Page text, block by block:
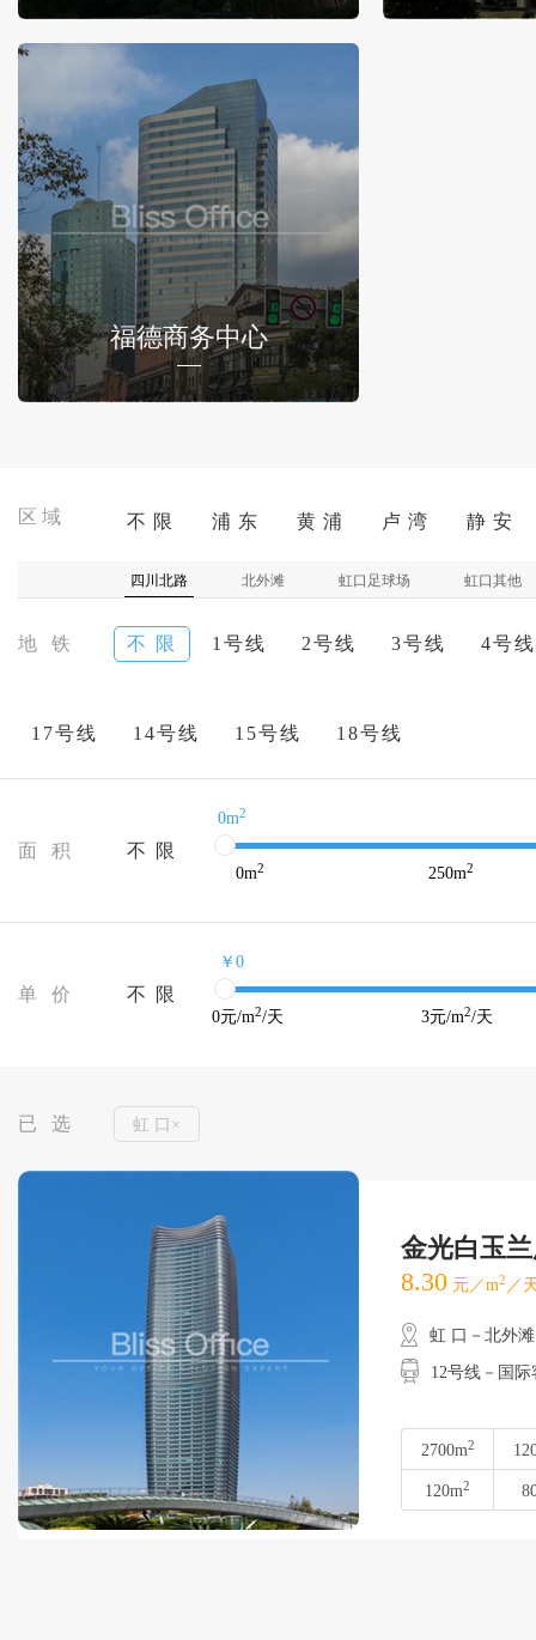
福德商务中心
区域 不 限 浦 东 黄 浦 卢 湾 静 安
四川北路 北外滩 虹口足球场 虹口其他
地 铁 不 限 1号线 2号线 3号线 4号线
17号线 14号线 15号线 18号线
面 积 不 限
0m2
0m2 250m2
单 价 不 限
￥0
0元/m2/天 3元/m2/天
已 选 虹 口×
金光白玉
8.30 元／m2 ／
虹 口－北外滩
12号线－国
2700m2
120m2